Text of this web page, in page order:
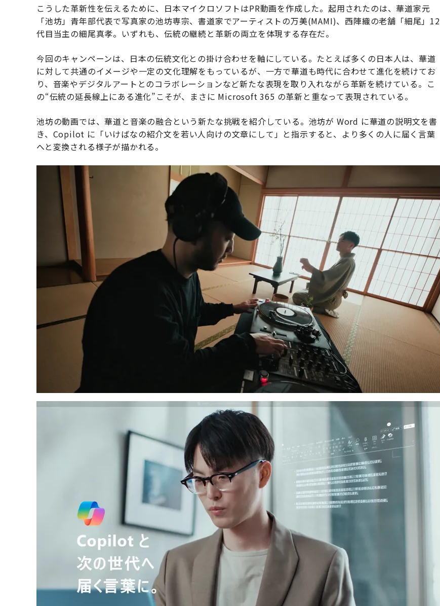
こうした革新性を伝えるために、日本マイクロソフトはPR動画を作成した。起用されたのは、華道家元
「池坊」青年部代表で写真家の池坊専宗、書道家でアーティストの万美(MAMI)、西陣織の老舗「細尾」12
代目当主の細尾真孝。いずれも、伝統の継続と革新の両立を体現する存在だ。
今回のキャンペーンは、日本の伝統文化との掛け合わせを軸にしている。たとえば多くの日本人は、華道
に対して共通のイメージや一定の文化理解をもっているが、一方で華道も時代に合わせて進化を続けてお
り、音楽やデジタルアートとのコラボレーションなど新たな表現を取り入れながら革新を続けている。こ
の“伝統の延長線上にある進化”こそが、まさに Microsoft 365 の革新と重なって表現されている。
池坊の動画では、華道と音楽の融合という新たな挑戦を紹介している。池坊が Word に華道の説明文を書
き、Copilot に「いけばなの紹介文を若い人向けの文章にして」と指示すると、より多くの人に届く言葉
へと変換される様子が描かれる。